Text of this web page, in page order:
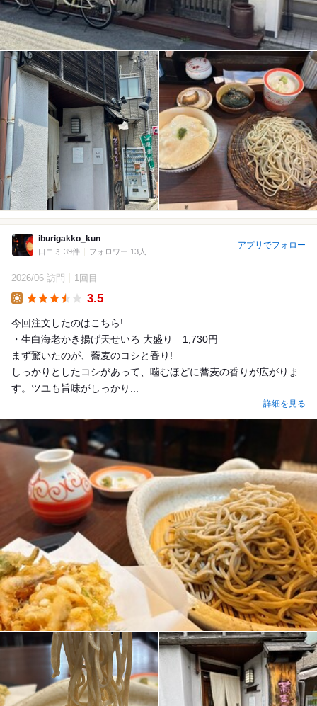
iburigakko_kun
口コミ 39件 フォロワー 13人
アプリでフォロー
2026/06 訪問 1回目
3.5
今回注文したのはこちら!
・生白海老かき揚げ天せいろ 大盛り 1,730円
まず驚いたのが、蕎麦のコシと香り!
しっかりとしたコシがあって、噛むほどに蕎麦の香りが広がりま
す。ツユも旨味がしっかり...
詳細を見る